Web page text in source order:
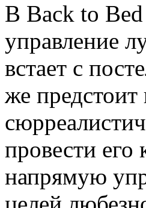
В Back to Bed
управление
встает с
же предстоит
провести его
напрямую